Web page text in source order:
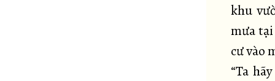
khu
mưa
cư vào
“Ta